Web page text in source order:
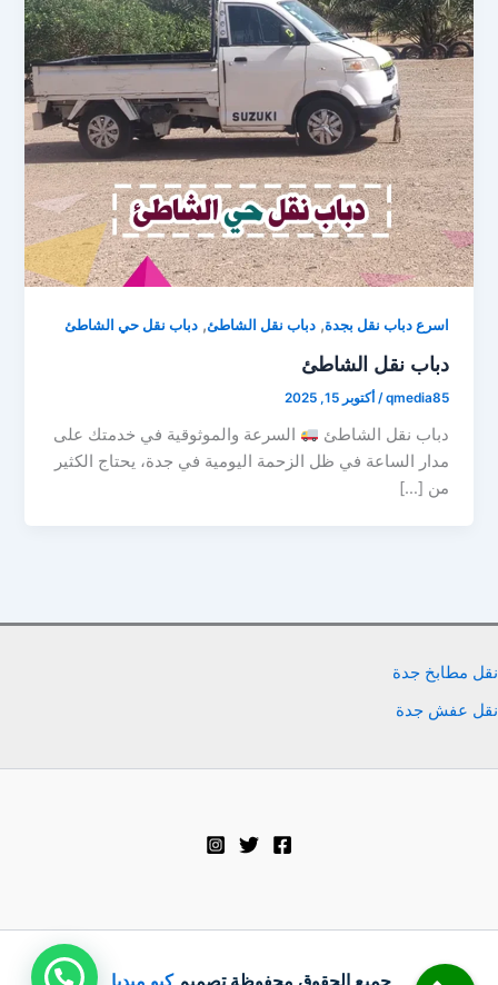
اسرع دباب نقل بجدة,دباب نقل الشاطئ,دباب نقل حي الشاطئ
دباب نقل الشاطئ
qmedia85
/أكتوبر 15, 2025
دباب نقل الشاطئ
السرعة والموثوقية في خدمتك على
مدار الساعة في ظل الزحمة اليومية في جدة، يحتاج الكثير
من […]
نقل مطابخ جدة
نقل عفش جدة